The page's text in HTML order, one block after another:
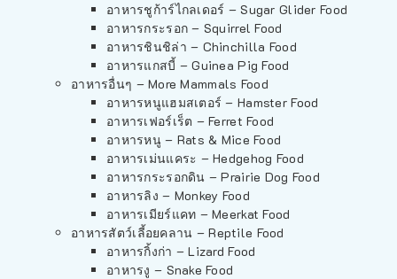
อาหารชูก้าร์ไกลเดอร์ – Sugar Glider Food
อาหารกระรอก – Squirrel Food
อาหารชินชิล่า – Chinchilla Food
อาหารแกสบี้ – Guinea Pig Food
อาหารอื่นๆ – More Mammals Food
อาหารหนูแฮมสเตอร์ – Hamster Food
อาหารเฟอร์เร็ต – Ferret Food
อาหารหนู – Rats & Mice Food
อาหารเม่นแคระ – Hedgehog Food
อาหารกระรอกดิน – Prairie Dog Food
อาหารลิง – Monkey Food
อาหารเมียร์แคท – Meerkat Food
อาหารสัตว์เลี้อยคลาน – Reptile Food
อาหารกิ้งก่า – Lizard Food
อาหารงู – Snake Food